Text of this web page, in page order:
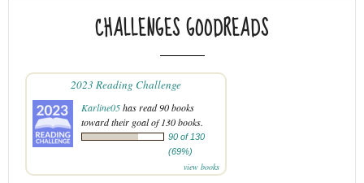
CHALLENGES GOODREADS
2023 Reading Challenge
Karline05has read 90 books
toward their goal of 130 books.
90 of 130
(69%)
view books